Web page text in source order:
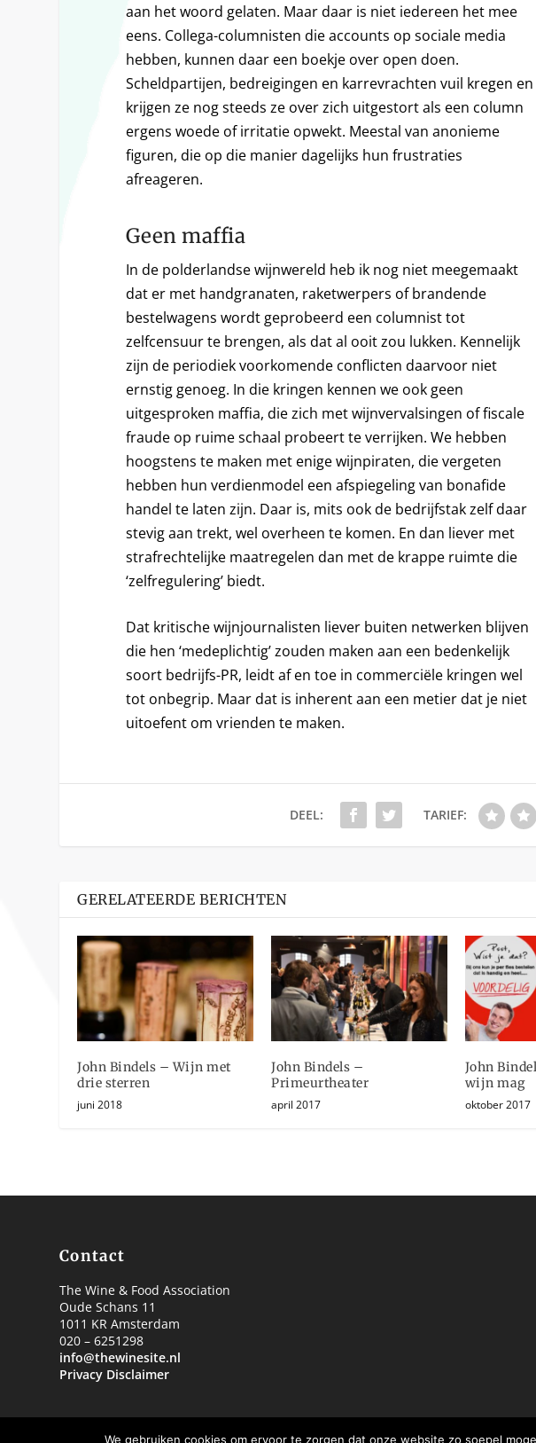
aan het woord gelaten. Maar daar is niet iedereen het mee
eens. Collega-columnisten die accounts op sociale media
hebben, kunnen daar een boekje over open doen.
Scheldpartijen, bedreigingen en karrevrachten vuil kregen en
krijgen ze nog steeds ze over zich uitgestort als een column
ergens woede of irritatie opwekt. Meestal van anonieme
figuren, die op die manier dagelijks hun frustraties
afreageren.
Geen maffia
In de polderlandse wijnwereld heb ik nog niet meegemaakt
dat er met handgranaten, raketwerpers of brandende
bestelwagens wordt geprobeerd een columnist tot
zelfcensuur te brengen, als dat al ooit zou lukken. Kennelijk
zijn de periodiek voorkomende conflicten daarvoor niet
ernstig genoeg. In die kringen kennen we ook geen
uitgesproken maffia, die zich met wijnvervalsingen of fiscale
fraude op ruime schaal probeert te verrijken. We hebben
hoogstens te maken met enige wijnpiraten, die vergeten
hebben hun verdienmodel een afspiegeling van bonafide
handel te laten zijn. Daar is, mits ook de bedrijfstak zelf daar
stevig aan trekt, wel overheen te komen. En dan liever met
strafrechtelijke maatregelen dan met de krappe ruimte die
‘zelfregulering’ biedt.
Dat kritische wijnjournalisten liever buiten netwerken blijven
die hen ‘medeplichtig’ zouden maken aan een bedenkelijk
soort bedrijfs-PR, leidt af en toe in commerciële kringen wel
tot onbegrip. Maar dat is inherent aan een metier dat je niet
uitoefent om vrienden te maken.
DEEL: TARIEF:
GERELATEERDE BERICHTEN
John Bindels – Wijn met
drie sterren
juni 2018
John Bindels –
Primeurtheater
april 2017
John
wijn mag
oktober 2017
Contact
The Wine & Food Association
Oude Schans 11
1011 KR Amsterdam
020 – 6251298
info@thewinesite.nl
Privacy Disclaimer
We gebruiken cookies om ervoor te zorgen dat onze website zo soepel